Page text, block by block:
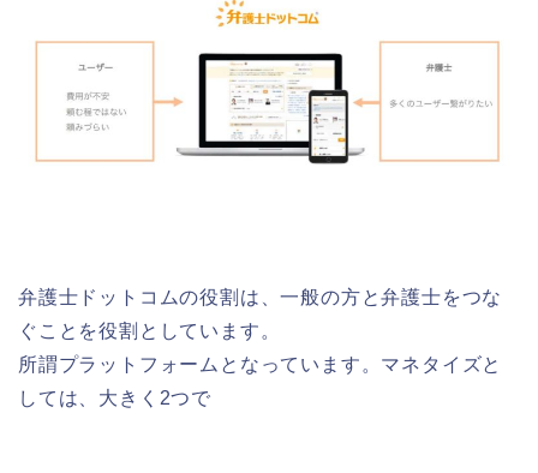
弁護士ドットコムの役割は、一般の方と弁護士をつな
ぐことを役割としています。
所謂プラットフォームとなっています。マネタイズと
しては、大きく2つで